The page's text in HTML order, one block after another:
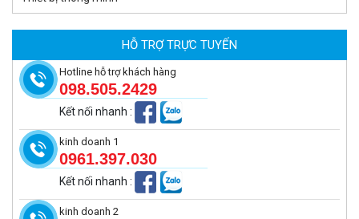
HỖ TRỢ TRỰC TUYẾN
Hotline hỗ trợ khách hàng
098.505.2429
Kết nối nhanh :
kinh doanh 1
0961.397.030
Kết nối nhanh :
kinh doanh 2
Camera tích hợp đầu báo nhiệt 2MP Hikfire HF-VH 223
2.039.000 đ
MUA NGAY